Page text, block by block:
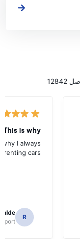
This is why
I always
cars.
R